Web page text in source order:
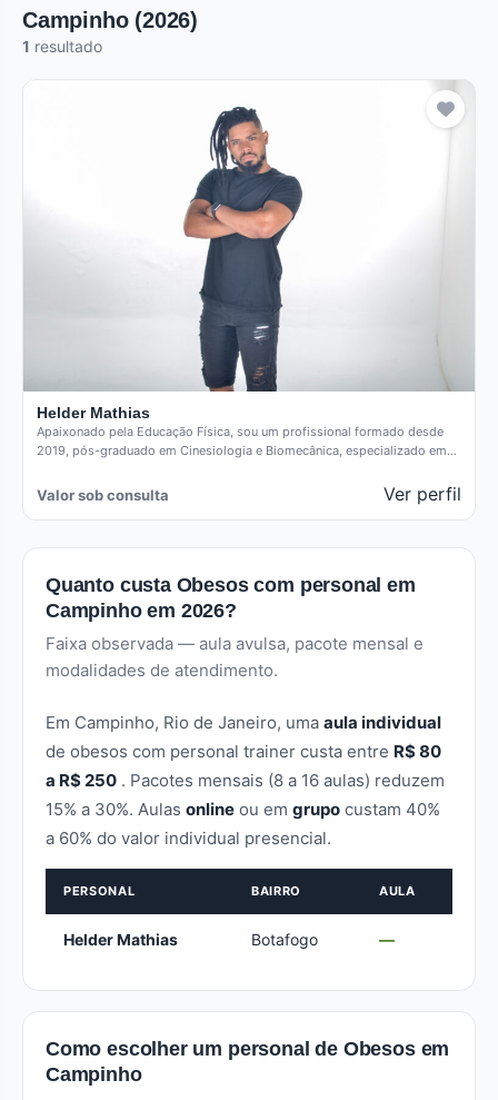
Campinho (2026)
1 resultado
Helder Mathias
Apaixonado pela Educação Física, sou um profissional formado desde
2019, pós-graduado em Cinesiologia e Biomecânica, especializado em
Valor sob consulta Ver perfil
Quanto custa Obesos com personal em
Campinho em 2026?
Faixa observada — aula avulsa, pacote mensal e
modalidades de atendimento.
Em Campinho, Rio de Janeiro, uma aula individual
de obesos com personal trainer custa entre R$ 80
a R$ 250 . Pacotes mensais (8 a 16 aulas) reduzem
15% a 30%. Aulas online ou em grupo custam 40%
a 60% do valor individual presencial.
PERSONAL BAIRRO AULA
Helder Mathias Botafogo —
Como escolher um personal de Obesos em
Campinho